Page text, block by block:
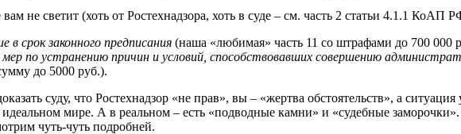
не светит (хоть от Ростехнадзора, хоть в суде – см. часть 2 статьи 4.1.1 КоАП
в срок законного предписания (наша «любимая» часть 11 со штрафами до 700 000
по устранению причин и условий, способствовавших совершению
до 5000 руб.).
суду, что Ростехнадзор «не прав», вы – «жертва обстоятельств», а ситуация
мире. А в реальном – есть «подводные камни» и «судебные
чуть-чуть подробней.